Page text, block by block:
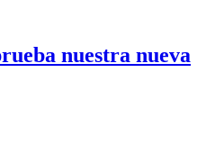
nuestra nueva